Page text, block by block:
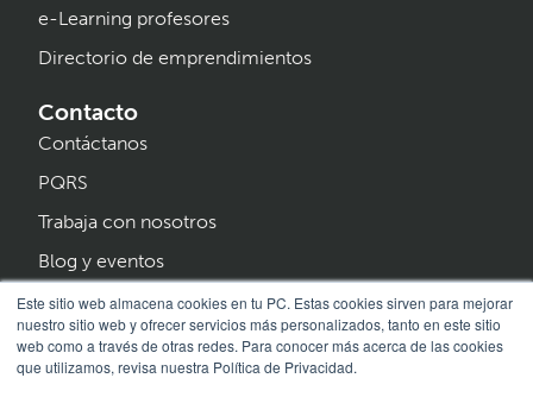
Este sitio web almacena cookies en tu PC. Estas cookies sirven para mejorar
nuestro sitio web y ofrecer servicios más personalizados, tanto en este sitio
web como a través de otras redes. Para conocer más acerca de las cookies
que utilizamos, revisa nuestra Política de Privacidad.
e-Learning profesores
Directorio de emprendimientos
Contacto
Contáctanos
PQRS
Trabaja con nosotros
Blog y eventos
Programa Creer